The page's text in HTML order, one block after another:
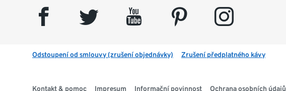
facebook twitter youtube pinterest instagram
Odstoupení od smlouvy (zrušení objednávky) Zrušení předplatného kávy
Kontakt & pomoc Impresum Informační povinnost Ochrana osobních údajů